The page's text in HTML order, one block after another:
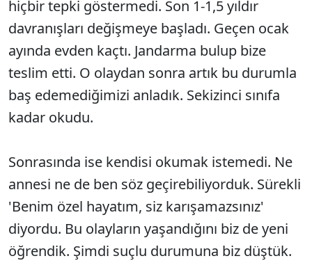
hiçbir tepki göstermedi. Son 1-1,5 yıldır
davranışları değişmeye başladı. Geçen ocak
ayında evden kaçtı. Jandarma bulup bize
teslim etti. O olaydan sonra artık bu durumla
baş edemediğimizi anladık. Sekizinci sınıfa
kadar okudu.
Sonrasında ise kendisi okumak istemedi. Ne
annesi ne de ben söz geçirebiliyorduk. Sürekli
'Benim özel hayatım, siz karışamazsınız'
diyordu. Bu olayların yaşandığını biz de yeni
öğrendik. Şimdi suçlu durumuna biz düştük.